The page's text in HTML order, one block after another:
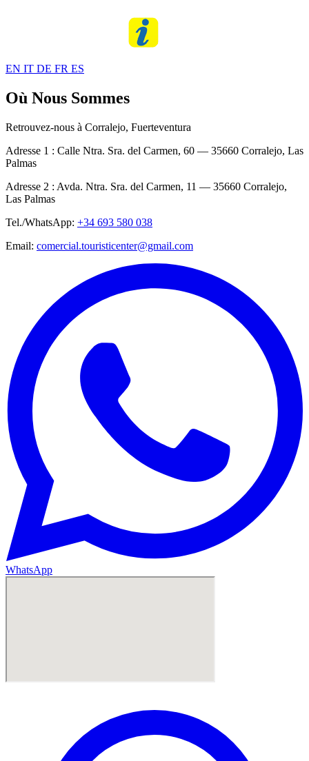
EN IT DE FR ES
Où Nous Sommes
Retrouvez-nous à Corralejo, Fuerteventura
Adresse 1 : Calle Ntra. Sra. del Carmen, 60 — 35660 Corralejo, Las
Palmas
Adresse 2 : Avda. Ntra. Sra. del Carmen, 11 — 35660 Corralejo,
Las Palmas
Tel./WhatsApp: +34 693 580 038
Email: comercial.touristicenter@gmail.com
WhatsApp